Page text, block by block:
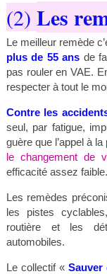
(2) Les
Le meilleur remède
plus de 55 ans de
pas rouler en VAE.
respecter à tout le
Contre les
seul, par fatigue,
guère que l’appel à
le changement de
efficacité assez faible.
Les remèdes
les pistes
routière et les
automobiles.
Le collectif « Sauver